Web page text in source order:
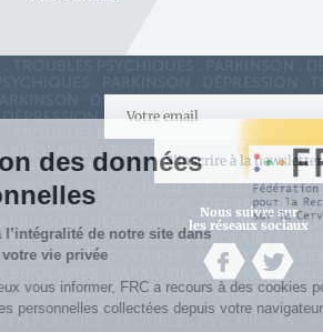
S'inscrire à la newsletter
Nous suivre sur
les réseaux sociaux